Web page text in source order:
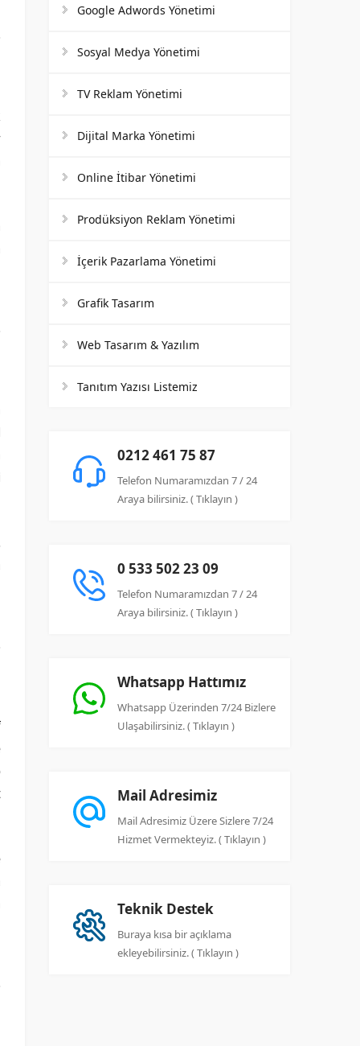
Google Adwords Yönetimi
Sosyal Medya Yönetimi
TV Reklam Yönetimi
Dijital Marka Yönetimi
Online İtibar Yönetimi
Prodüksiyon Reklam Yönetimi
İçerik Pazarlama Yönetimi
Grafik Tasarım
Web Tasarım & Yazılım
Tanıtım Yazısı Listemiz
0212 461 75 87
Telefon Numaramızdan 7 / 24
Araya bilirsiniz. ( Tıklayın )
0 533 502 23 09
Telefon Numaramızdan 7 / 24
Araya bilirsiniz. ( Tıklayın )
Whatsapp Hattımız
Whatsapp Üzerinden 7/24 Bizlere
Ulaşabilirsiniz. ( Tıklayın )
Mail Adresimiz
Mail Adresimiz Üzere Sizlere 7/24
Hizmet Vermekteyiz. ( Tıklayın )
Teknik Destek
Buraya kısa bir açıklama
ekleyebilirsiniz. ( Tıklayın )